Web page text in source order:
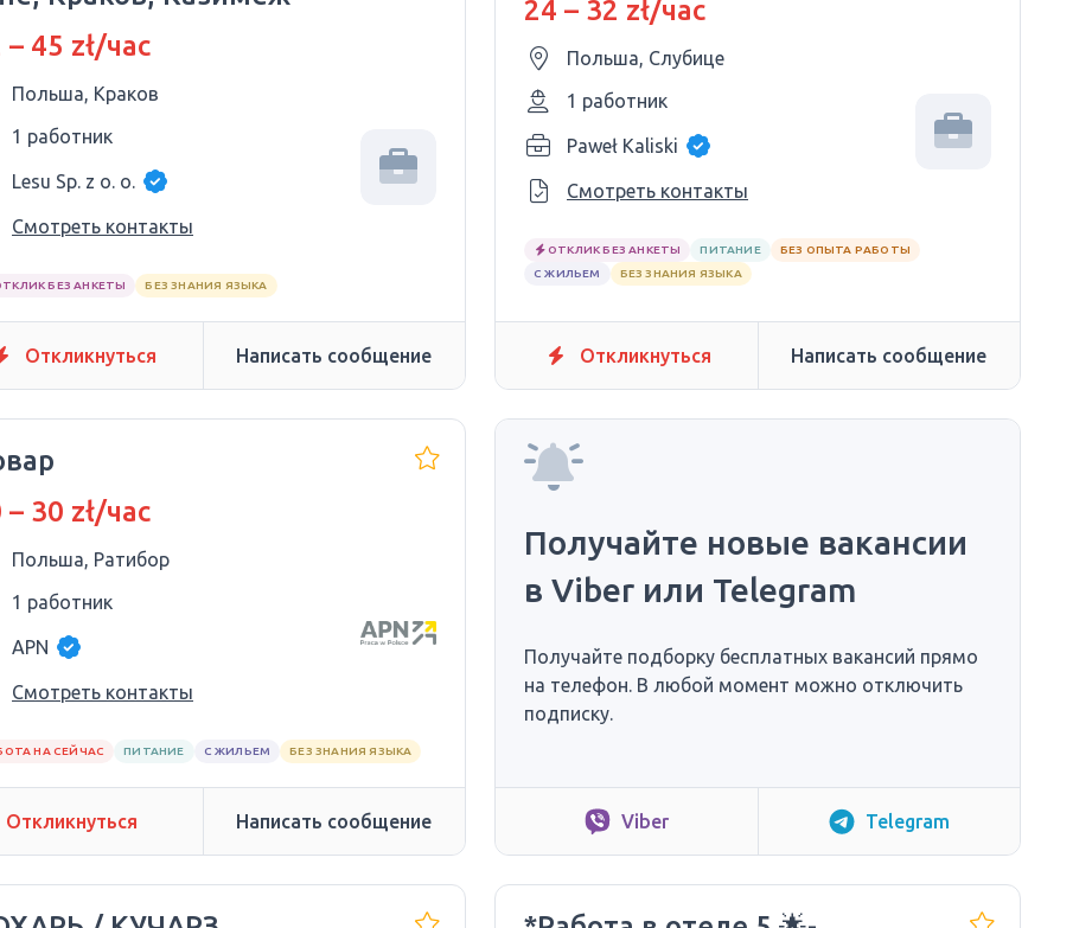
– 45 zł/час
Польша, Краков
1 работник
Lesu Sp. z o. o.
Смотреть контакты
БЕЗ АНКЕТЫ БЕЗ ЗНАНИЯ ЯЗЫКА
Откликнуться Написать сообщение
24 – 32 zł/час
Польша, Слубице
1 работник
Paweł Kaliski
Смотреть контакты
ОТКЛИК БЕЗ АНКЕТЫ ПИТАНИЕ
БЕЗ ОПЫТА РАБОТЫ
С ЖИЛЬЕМ
БЕЗ ЗНАНИЯ ЯЗЫКА
Откликнуться Написать сообщение
– 30 zł/час
Польша, Ратибор
1 работник
APN
Смотреть контакты
НА СЕЙЧАС ПИТАНИЕ С ЖИЛЬЕМ БЕЗ ЗНАНИЯ ЯЗЫКА
Откликнуться Написать сообщение
Получайте новые вакансии
в Viber или Telegram
Получайте подборку бесплатных вакансий прямо
на телефон. В любой момент можно отключить
подписку.
Viber Telegram